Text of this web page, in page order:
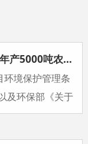
山东哈维斯生化科技有限公司 年产5000吨农药复配生产项目降耗减排技改项目（一期）验收公示
环境保护管理条
及环保部《关于
暂行办法〉的公
律文件有关规